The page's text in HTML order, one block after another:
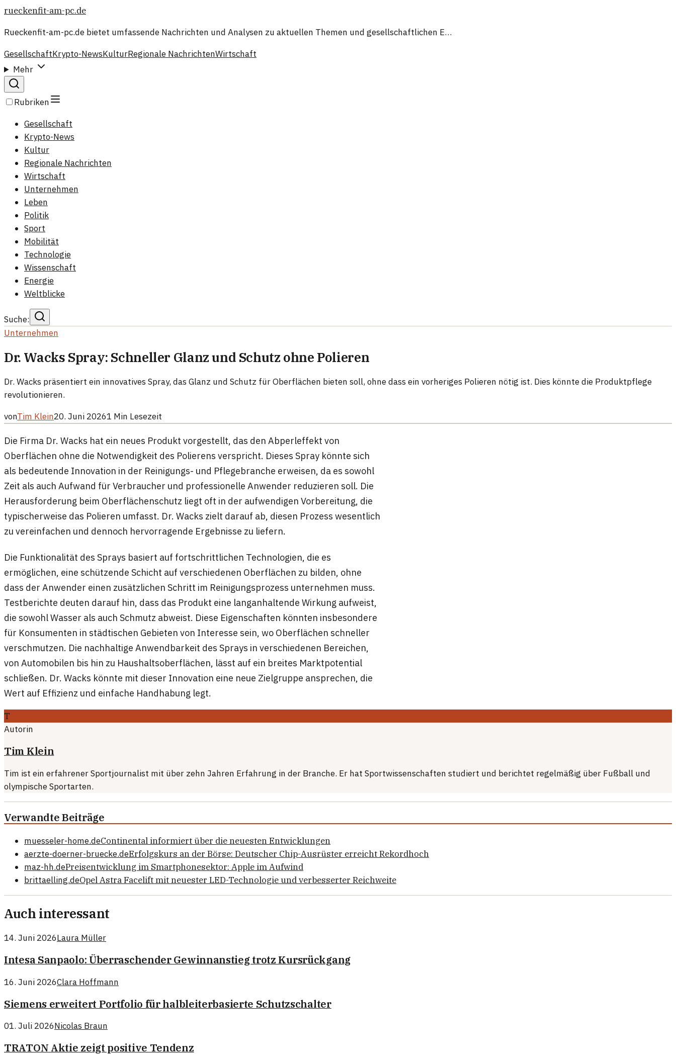
rueckenfit-am-pc.de
Rueckenfit-am-pc.de bietet umfassende Nachrichten und Analysen zu aktuellen Themen und gesellschaftlichen E…
GesellschaftKrypto-NewsKulturRegionale NachrichtenWirtschaft
Mehr
Rubriken
Gesellschaft
Krypto-News
Kultur
Regionale Nachrichten
Wirtschaft
Unternehmen
Leben
Politik
Sport
Mobilität
Technologie
Wissenschaft
Energie
Weltblicke
Suche:
Unternehmen
Dr. Wacks Spray: Schneller Glanz und Schutz ohne Polieren
Dr. Wacks präsentiert ein innovatives Spray, das Glanz und Schutz für Oberflächen bieten soll, ohne dass ein vorheriges Polieren nötig ist. Dies könnte die Produktpflege
revolutionieren.
vonTim Klein20. Juni 20261 Min Lesezeit
Die Firma Dr. Wacks hat ein neues Produkt vorgestellt, das den Abperleffekt von
Oberflächen ohne die Notwendigkeit des Polierens verspricht. Dieses Spray könnte sich
als bedeutende Innovation in der Reinigungs- und Pflegebranche erweisen, da es sowohl
Zeit als auch Aufwand für Verbraucher und professionelle Anwender reduzieren soll. Die
Herausforderung beim Oberflächenschutz liegt oft in der aufwendigen Vorbereitung, die
typischerweise das Polieren umfasst. Dr. Wacks zielt darauf ab, diesen Prozess wesentlich
zu vereinfachen und dennoch hervorragende Ergebnisse zu liefern.
Die Funktionalität des Sprays basiert auf fortschrittlichen Technologien, die es
ermöglichen, eine schützende Schicht auf verschiedenen Oberflächen zu bilden, ohne
dass der Anwender einen zusätzlichen Schritt im Reinigungsprozess unternehmen muss.
Testberichte deuten darauf hin, dass das Produkt eine langanhaltende Wirkung aufweist,
die sowohl Wasser als auch Schmutz abweist. Diese Eigenschaften könnten insbesondere
für Konsumenten in städtischen Gebieten von Interesse sein, wo Oberflächen schneller
verschmutzen. Die nachhaltige Anwendbarkeit des Sprays in verschiedenen Bereichen,
von Automobilen bis hin zu Haushaltsoberflächen, lässt auf ein breites Marktpotential
schließen. Dr. Wacks könnte mit dieser Innovation eine neue Zielgruppe ansprechen, die
Wert auf Effizienz und einfache Handhabung legt.
T
Autorin
Tim Klein
Tim ist ein erfahrener Sportjournalist mit über zehn Jahren Erfahrung in der Branche. Er hat Sportwissenschaften studiert und berichtet regelmäßig über Fußball und
olympische Sportarten.
Verwandte Beiträge
muesseler-home.deContinental informiert über die neuesten Entwicklungen
aerzte-doerner-bruecke.deErfolgskurs an der Börse: Deutscher Chip-Ausrüster erreicht Rekordhoch
maz-hh.dePreisentwicklung im Smartphonesektor: Apple im Aufwind
brittaelling.deOpel Astra Facelift mit neuester LED-Technologie und verbesserter Reichweite
Auch interessant
14. Juni 2026Laura Müller
Intesa Sanpaolo: Überraschender Gewinnanstieg trotz Kursrückgang
16. Juni 2026Clara Hoffmann
Siemens erweitert Portfolio für halbleiterbasierte Schutzschalter
01. Juli 2026Nicolas Braun
TRATON Aktie zeigt positive Tendenz